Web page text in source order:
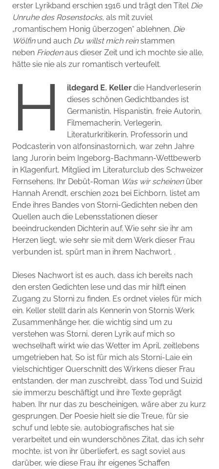
erster Lyrikband erschien 1916 und trägt den Titel Die
Unruhe des Rosenstocks, als mit zuviel
„romantischem Honig überzogen“ ablehnen. Die
Wölfin und auch Du willst mich reinstammen
neben Friedenaus dieser Zeit und ich mochte sie alle,
hätte sie nie als zur romantisch verteufelt.
H ildegard E. Keller die Handverleserin
dieses schönen Gedichtbandes ist
Germanistin, Hispanistin, freie Autorin,
Filmemacherin, Verlegerin,
Literaturkritikerin, Professorin und
Podcasterin von alfonsinastorni.ch, war zehn Jahre
lang Jurorin beim Ingeborg-Bachmann-Wettbewerb
in Klagenfurt, Mitglied im Literaturclub des Schweizer
Fernsehens. Ihr Debüt-Roman Was wir scheinenüber
Hannah Arendt, erschien 2021 bei Eichborn, listet am
Ende ihres Bandes von Storni-Gedichten neben den
Quellen auch die Lebensstationen dieser
beeindruckenden Dichterin auf. Wie sehr sie ihr am
Herzen liegt, wie sehr sie mit dem Werk dieser Frau
verbunden ist, spürt man in ihrem Nachwort. .
Dieses Nachwort ist es auch, dass ich bereits nach
den ersten Gedichten lese und das mir hilft einen
Zugang zu Storni zu finden. Es ordnet vieles für mich
ein. Keller stellt darin als Kennerin von Stornis Werk
Zusammenhänge her, die wichtig sind um zu
verstehen was Storni, deren Lyrik auf mich so
wechselhaft wirkt wie das Wetter im April, zeitlebens
umgetrieben hat. So ist für mich als Storni-Laie ein
vielschichtiger Querschnitt des Wirkens dieser Frau
entstanden, der man zuschreibt, dass Tod und Suizid
sie immerzu beschäftigt und ihre Texte geprägt
haben. Ihr nur das zu bescheinigen, wäre aber zu kurz
gesprungen. Der Poesie hielt sie die Treue, für sie
schuf und lebte sie, autobiografisches hat sie
verarbeitet und ein wunderschönes Zitat, das ich sehr
mochte, ist von ihr überliefert, es sagt soviel aus
darüber, wie diese Frau ihr eigenes Schaffen